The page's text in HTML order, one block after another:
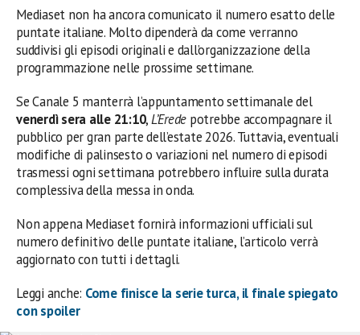
Mediaset non ha ancora comunicato il numero esatto delle
puntate italiane. Molto dipenderà da come verranno
suddivisi gli episodi originali e dall’organizzazione della
programmazione nelle prossime settimane.
Se Canale 5 manterrà l’appuntamento settimanale del
venerdì sera alle 21:10,L’Erede potrebbe accompagnare il
pubblico per gran parte dell’estate 2026. Tuttavia, eventuali
modifiche di palinsesto o variazioni nel numero di episodi
trasmessi ogni settimana potrebbero influire sulla durata
complessiva della messa in onda.
Non appena Mediaset fornirà informazioni ufficiali sul
numero definitivo delle puntate italiane, l’articolo verrà
aggiornato con tutti i dettagli.
Leggi anche: Come finisce la serie turca, il finale spiegato
con spoiler